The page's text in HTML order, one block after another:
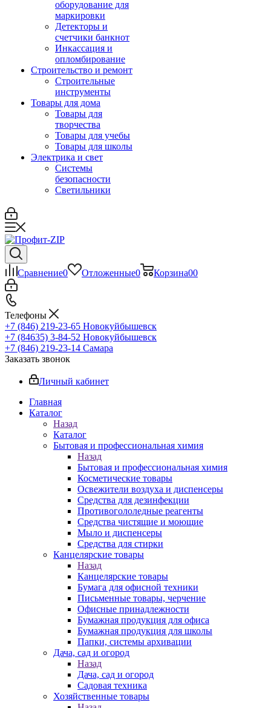
оборудование для
маркировки
Детекторы и
счетчики банкнот
Инкассация и
опломбирование
Строительство и ремонт
Строительные
инструменты
Товары для дома
Товары для
творчества
Товары для учебы
Товары для школы
Электрика и свет
Системы
безопасности
Светильники
Сравнение0 Отложенные0 Корзина00
Телефоны
+7 (846) 219-23-65 Новокуйбышевск
+7 (84635) 3-84-52 Новокуйбышевск
+7 (846) 219-23-14 Самара
Заказать звонок
Личный кабинет
Главная
Каталог
Назад
Каталог
Бытовая и профессиональная химия
Назад
Бытовая и профессиональная химия
Косметические товары
Освежители воздуха и диспенсеры
Средства для дезинфекции
Противогололедные реагенты
Средства чистящие и моющие
Мыло и диспенсеры
Средства для стирки
Канцелярские товары
Назад
Канцелярские товары
Бумага для офисной техники
Письменные товары, черчение
Офисные принадлежности
Бумажная продукция для офиса
Бумажная продукция для школы
Папки, системы архивации
Дача, сад и огород
Назад
Дача, сад и огород
Садовая техника
Хозяйственные товары